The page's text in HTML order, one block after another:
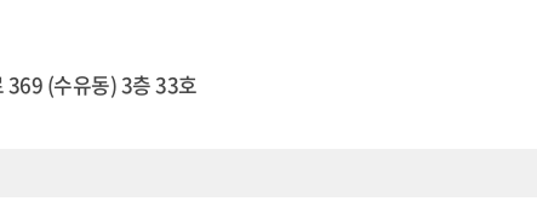
369 (수유동) 3층 33호